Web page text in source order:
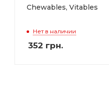
Chewables, Vitables
Нет в наличии
352 грн.